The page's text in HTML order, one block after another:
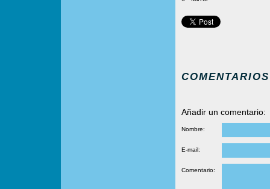
COMENTARIOS
Añadir un comentario:
Nombre:
E-mail:
Comentario: